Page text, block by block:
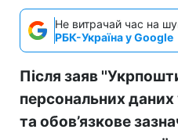
Не витрачай час на
РБК-Україна у Google
Після заяв
персональних
та обов’язкове